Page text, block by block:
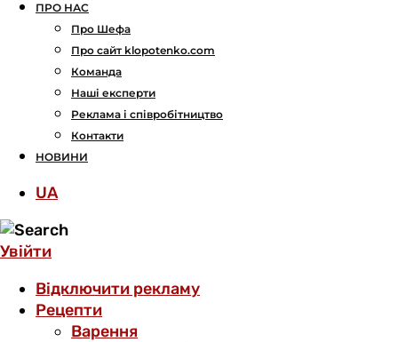
ПРО НАС
Про Шефа
Про сайт klopotenko.com
Команда
Наші експерти
Реклама і співробітництво
Контакти
НОВИНИ
UA
Увійти
Відключити рекламу
Рецепти
Варення